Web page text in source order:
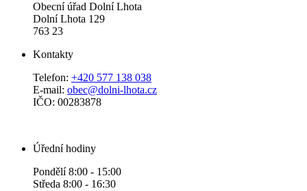
Obecní úřad Dolní Lhota
Dolní Lhota 129
763 23
Kontakty
Telefon: +420 577 138 038
E-mail: obec@dolni-lhota.cz
IČO: 00283878
Úřední hodiny
Pondělí 8:00 - 15:00
Středa 8:00 - 16:30